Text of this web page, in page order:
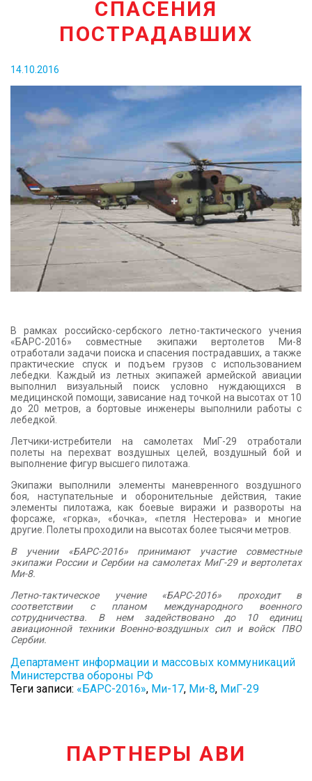
СПАСЕНИЯ
ПОСТРАДАВШИХ
14.10.2016
В рамках российско-сербского летно-тактического учения
«БАРС-2016» совместные экипажи вертолетов Ми-8
отработали задачи поиска и спасения пострадавших, а также
практические спуск и подъем грузов с использованием
лебедки. Каждый из летных экипажей армейской авиации
выполнил визуальный поиск условно нуждающихся в
медицинской помощи, зависание над точкой на высотах от 10
до 20 метров, а бортовые инженеры выполнили работы с
лебедкой.
Летчики-истребители на самолетах МиГ-29 отработали
полеты на перехват воздушных целей, воздушный бой и
выполнение фигур высшего пилотажа.
Экипажи выполнили элементы маневренного воздушного
боя, наступательные и оборонительные действия, такие
элементы пилотажа, как боевые виражи и развороты на
форсаже, «горка», «бочка», «петля Нестерова» и многие
другие. Полеты проходили на высотах более тысячи метров.
В учении «БАРС-2016» принимают участие совместные
экипажи России и Сербии на самолетах МиГ-29 и вертолетах
Ми-8.
Летно-тактическое учение «БАРС-2016» проходит в
соответствии с планом международного военного
сотрудничества. В нем задействовано до 10 единиц
авиационной техники Военно-воздушных сил и войск ПВО
Сербии.
Департамент информации и массовых коммуникаций
Министерства обороны РФ
Теги записи: «БАРС-2016», Ми-17, Ми-8, МиГ-29
ПАРТНЕРЫ АВИ